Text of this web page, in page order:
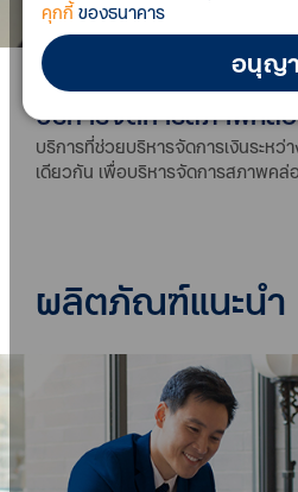
บริหารจัดการสภาพคล่
บริการที่ช่วยบริหารจัดการเงินระหว่
เดียวกัน เพื่อบริหารจัดการสภาพคล่
ผลิตภัณฑ์แนะนำ
คุกกี้ ของธนาคาร
อนุญ